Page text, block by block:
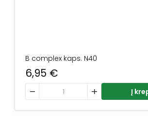
B complex kaps. N40
6,95 €
produkto kiekis: B complex kaps.
Į